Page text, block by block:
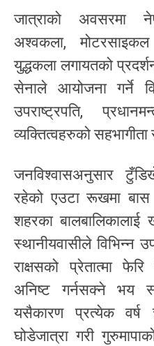
जात्राको अवसरमा
अश्वकला,
युद्धकला लगायतको
सेनाले आयोजना गर्ने
उपराष्ट्रपति,
व्यक्तित्वहरुको सहभागीता
जनविश्वासअनुसार
रहेको एउटा रूखमा बास
शहरका
स्थानीयवासीले विभिन्न
राक्षसको प्रेतात्मा
अनिष्ट गर्नसक्ने भय
यसैकारण प्रत्येक
घोडेजात्रा गरी